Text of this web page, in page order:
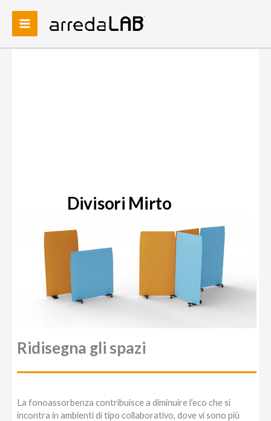
contenuto
Divisori Mirto
Ridisegna gli spazi
La fonoassorbenza contribuisce a diminuire l’eco che si
incontra in ambienti di tipo collaborativo, dove vi sono più